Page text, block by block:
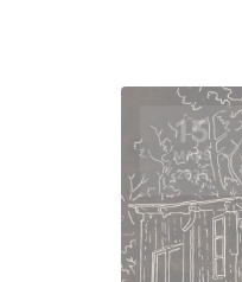
15
MARS
2025